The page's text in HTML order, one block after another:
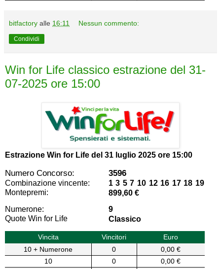
bitfactory alle 16:11 Nessun commento:
Condividi
Win for Life classico estrazione del 31-
07-2025 ore 15:00
Estrazione Win for Life del 31 luglio 2025 ore 15:00
Numero Concorso: 3596
Combinazione vincente:
1 3 5 7 10 12 16 17 18 19
Montepremi:
899,60 €
Numerone:
9
Quote Win for Life
Classico
Vincita Vincitori
Euro
10 + Numerone
0
0,00 €
10
0
0,00 €